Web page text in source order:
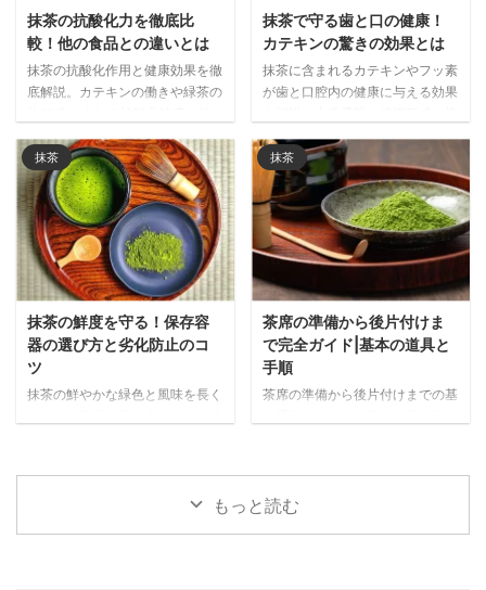
抹茶の抗酸化力を徹底比
較！他の食品との違いとは
抹茶の抗酸化作用と健康効果を徹
底解説。カテキンの働きや緑茶の
抹茶が注目される理由と日常的な
取り入れ方をご紹介します。
抹茶で守る歯と口の健康！
カテキンの驚きの効果とは
抹茶に含まれるカテキンやフッ素
が歯と口腔内の健康に与える効果
を取り入れることで期待できる口
腔ケア効果を詳しく紹介します。
抹茶
抹茶の鮮度を守る！保存容
器の選び方と劣化防止のコ
ツ
抹茶の鮮やかな緑色と風味を長く
ス・プラスチック製など素材別の
メリット・デメリットを詳しく紹
抹茶
茶席の準備から後片付けま
で完全ガイド|基本の道具と
手順
茶席の準備から後片付けまでの基
たおもてなしを実現するポイント
をわかりやすく紹介します。
もっと読む